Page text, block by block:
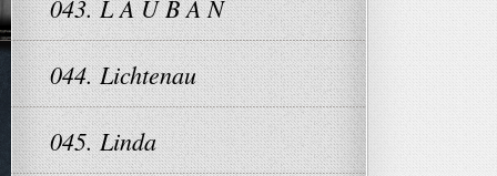
043. L A U B A N
044. Lichtenau
045. Linda